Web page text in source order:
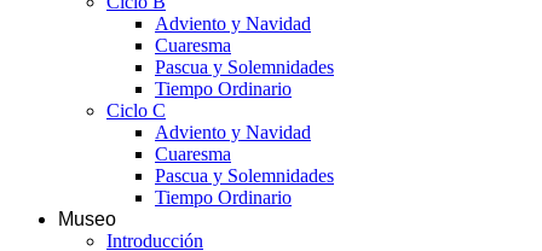
Adviento y Navidad
Cuaresma
Pascua y Solemnidades
Tiempo Ordinario
Ciclo C
Adviento y Navidad
Cuaresma
Pascua y Solemnidades
Tiempo Ordinario
Museo
Introducción